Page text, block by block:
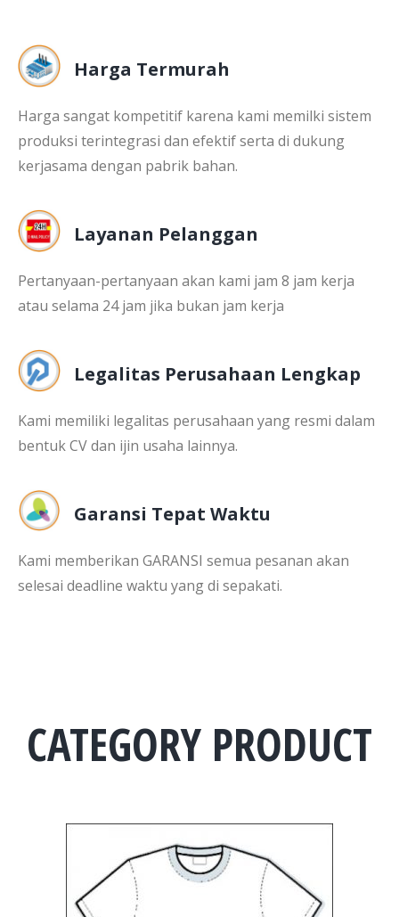
Harga Termurah
Harga sangat kompetitif karena kami memilki sistem
produksi terintegrasi dan efektif serta di dukung
kerjasama dengan pabrik bahan.
Layanan Pelanggan
Pertanyaan-pertanyaan akan kami jam 8 jam kerja
atau selama 24 jam jika bukan jam kerja
Legalitas Perusahaan Lengkap
Kami memiliki legalitas perusahaan yang resmi dalam
bentuk CV dan ijin usaha lainnya.
Garansi Tepat Waktu
Kami memberikan GARANSI semua pesanan akan
selesai deadline waktu yang di sepakati.
CATEGORY PRODUCT